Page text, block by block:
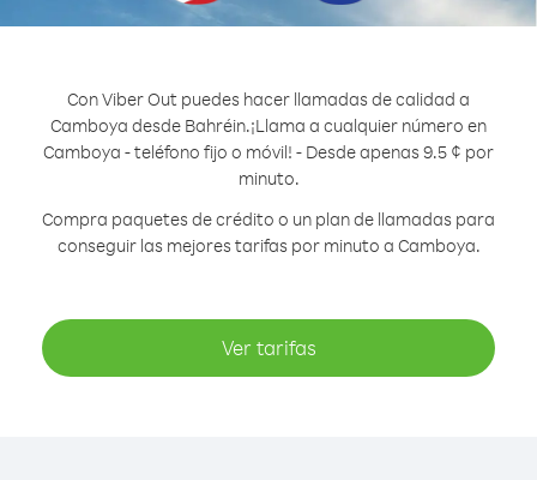
Con Viber Out puedes hacer llamadas de calidad a
Camboya desde Bahréin.¡Llama a cualquier número en
Camboya - teléfono fijo o móvil! - Desde apenas 9.5 ¢ por
minuto.
Compra paquetes de crédito o un plan de llamadas para
conseguir las mejores tarifas por minuto a Camboya.
Ver tarifas